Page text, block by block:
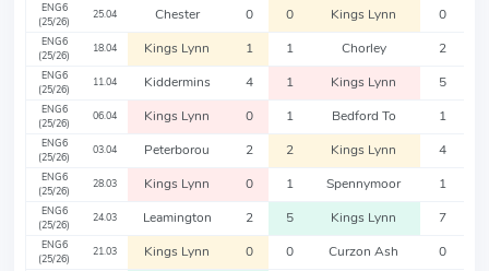
ENG6
(25/26)
25.04 Chester 0 0 Kings Lynn 0
ENG6
(25/26)
18.04 Kings Lynn 1 1 Chorley 2
ENG6
(25/26)
11.04 Kiddermins 4 1 Kings Lynn 5
ENG6
(25/26)
06.04 Kings Lynn 0 1 Bedford To 1
ENG6
(25/26)
03.04 Peterborou 2 2 Kings Lynn 4
ENG6
(25/26)
28.03 Kings Lynn 0 1 Spennymoor 1
ENG6
(25/26)
24.03 Leamington 2 5 Kings Lynn 7
ENG6
(25/26)
21.03 Kings Lynn 0 0 Curzon Ash 0